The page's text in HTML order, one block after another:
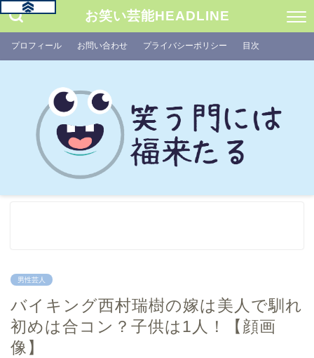
お笑い芸能HEADLINE
プロフィール お問い合わせ プライバシーポリシー 目次
男性芸人
バイキング西村瑞樹の嫁は美人で馴れ
初めは合コン？子供は1人！【顔画
像】